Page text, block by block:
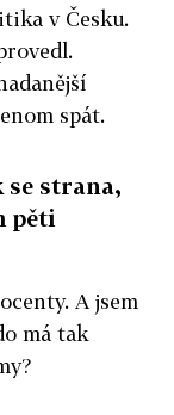
v Česku.
spát.
se strana,
pěti
A jsem
má tak